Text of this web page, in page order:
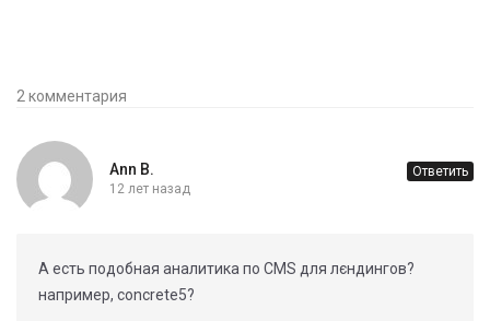
2 комментария
Ann B.
12 лет назад
Ответить
А есть подобная аналитика по CMS для лєндингов?
например, concrete5?